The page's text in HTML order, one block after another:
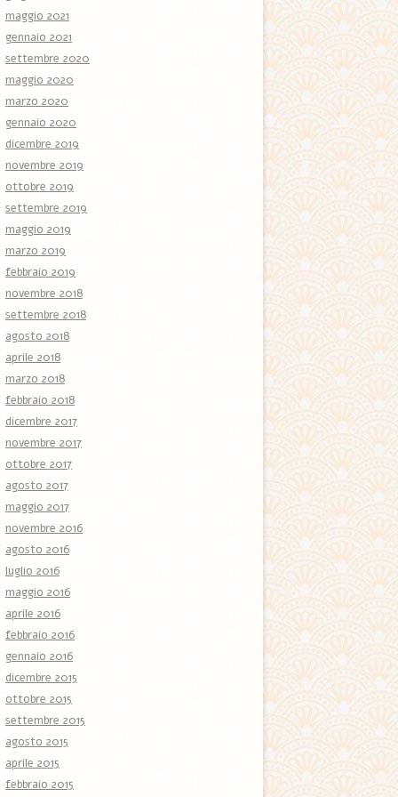
maggio 2021
gennaio 2021
settembre 2020
maggio 2020
marzo 2020
gennaio 2020
dicembre 2019
novembre 2019
ottobre 2019
settembre 2019
maggio 2019
marzo 2019
febbraio 2019
novembre 2018
settembre 2018
agosto 2018
aprile 2018
marzo 2018
febbraio 2018
dicembre 2017
novembre 2017
ottobre 2017
agosto 2017
maggio 2017
novembre 2016
agosto 2016
luglio 2016
maggio 2016
aprile 2016
febbraio 2016
gennaio 2016
dicembre 2015
ottobre 2015
settembre 2015
agosto 2015
aprile 2015
febbraio 2015